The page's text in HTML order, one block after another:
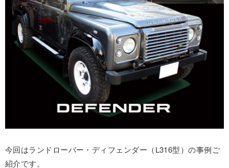
今回はランドローバー・ディフェンダー（L316型）の事例ご
紹介です。